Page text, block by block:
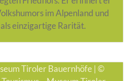
im Alpenland und
einzigartige Rarität.